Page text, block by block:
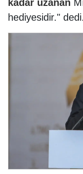
kadar uzanan
hediyesidir." dedi.